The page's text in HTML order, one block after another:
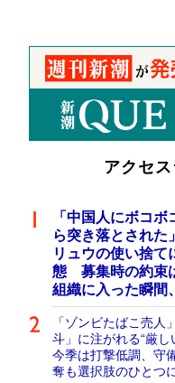
アクセ
「中国人にボコ
ら突き落とされ
リュウの使い捨て
態 募集時の約束
組織に入った瞬間
「ゾンビたばこ売人
斗」に注がれる“厳
今季は打撃低調、守
奪も選択肢のひとつに